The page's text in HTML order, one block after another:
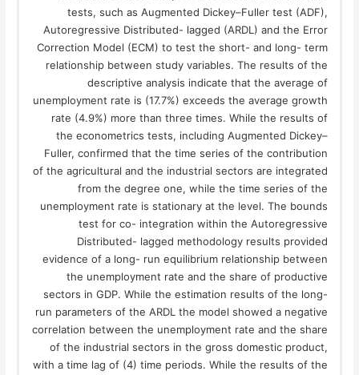
tests, such as Augmented Dickey–Fuller test (ADF),
Autoregressive Distributed- lagged (ARDL) and the Error
Correction Model (ECM) to test the short- and long- term
relationship between study variables. The results of the
descriptive analysis indicate that the average of
unemployment rate is (17.7%) exceeds the average growth
rate (4.9%) more than three times. While the results of
the econometrics tests, including Augmented Dickey–
Fuller, confirmed that the time series of the contribution
of the agricultural and the industrial sectors are integrated
from the degree one, while the time series of the
unemployment rate is stationary at the level. The bounds
test for co- integration within the Autoregressive
Distributed- lagged methodology results provided
evidence of a long- run equilibrium relationship between
the unemployment rate and the share of productive
sectors in GDP. While the estimation results of the long-
run parameters of the ARDL the model showed a negative
correlation between the unemployment rate and the share
of the industrial sectors in the gross domestic product,
with a time lag of (4) time periods. While the results of the